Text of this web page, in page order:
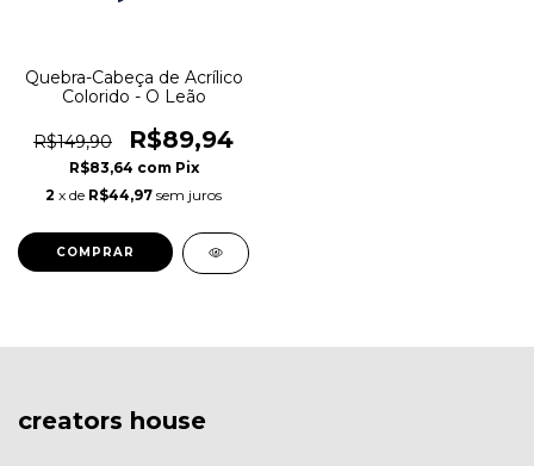
Quebra-Cabeça de Acrílico
Colorido - O Leão
R$149,90 R$89,94
R$83,64 com Pix
2 x de R$44,97 sem juros
COMPRAR
creators house